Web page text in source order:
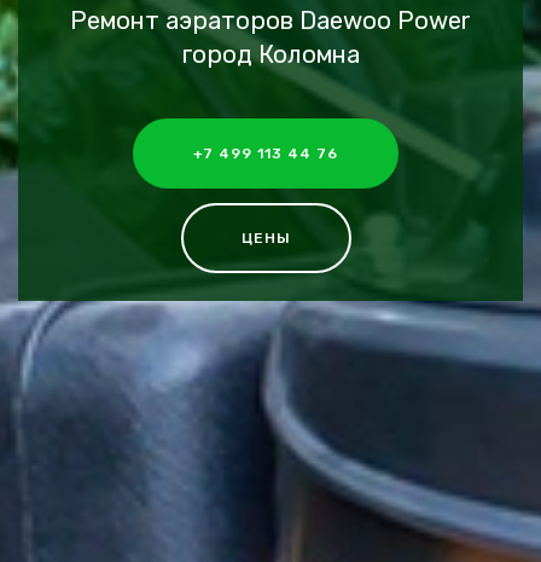
Ремонт аэраторов Daewoo Power
город Коломна
+7 499 113 44 76
ЦЕНЫ